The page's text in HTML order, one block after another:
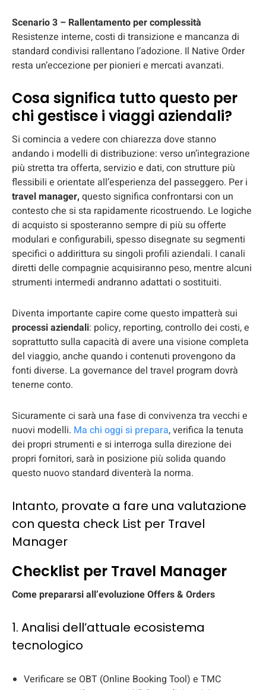
Scenario 3 – Rallentamento per complessità
Resistenze interne, costi di transizione e mancanza di
standard condivisi rallentano l’adozione. Il Native Order
resta un’eccezione per pionieri e mercati avanzati.
Cosa significa tutto questo per
chi gestisce i viaggi aziendali?
Si comincia a vedere con chiarezza dove stanno
andando i modelli di distribuzione: verso un’integrazione
più stretta tra offerta, servizio e dati, con strutture più
flessibili e orientate all’esperienza del passeggero. Per i
travel manager, questo significa confrontarsi con un
contesto che si sta rapidamente ricostruendo. Le logiche
di acquisto si sposteranno sempre di più su offerte
modulari e configurabili, spesso disegnate su segmenti
specifici o addirittura su singoli profili aziendali. I canali
diretti delle compagnie acquisiranno peso, mentre alcuni
strumenti intermedi andranno adattati o sostituiti.
Diventa importante capire come questo impatterà sui
processi aziendali: policy, reporting, controllo dei costi, e
soprattutto sulla capacità di avere una visione completa
del viaggio, anche quando i contenuti provengono da
fonti diverse. La governance del travel program dovrà
tenerne conto.
Sicuramente ci sarà una fase di convivenza tra vecchi e
nuovi modelli. Ma chi oggi si prepara, verifica la tenuta
dei propri strumenti e si interroga sulla direzione dei
propri fornitori, sarà in posizione più solida quando
questo nuovo standard diventerà la norma.
Intanto, provate a fare una valutazione
con questa check List per Travel
Manager
Checklist per Travel Manager
Come prepararsi all’evoluzione Offers & Orders
1. Analisi dell’attuale ecosistema
tecnologico
Verificare se OBT (Online Booking Tool) e TMC